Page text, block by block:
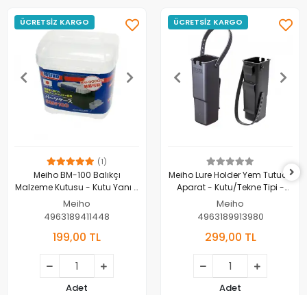
ÜCRETSİZ KARGO
(1)
Meiho BM-100 Balıkçı
Malzeme Kutusu - Kutu Yanı -
Şeffaf
Meiho
4963189411448
199,00 TL
Adet
ÜCRETSİZ KARGO
Meiho Lure Holder Yem Tutucu
Aparat - Kutu/Tekne Tipi -
Siyah
Meiho
4963189913980
299,00 TL
Adet